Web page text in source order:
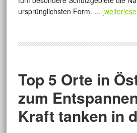
ursprünglichsten Form. ...
Top 5 Orte in
zum
Kraft tanken in